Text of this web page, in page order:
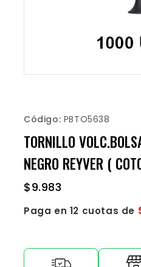
Código: PBTO5638
TORNILLO
NEGRO REYVER (
$9.983
Paga en 12 cuotas de